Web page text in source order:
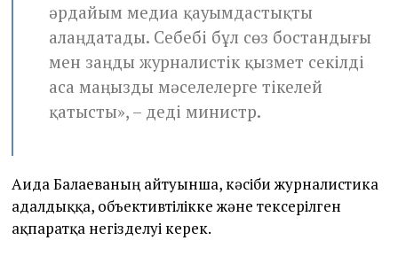
әрдайым медиа қауымдастықты
алаңдатады. Себебі бұл сөз бостандығы
мен заңды журналистік қызмет секілді
аса маңызды мәселелерге тікелей
қатысты», – деді министр.
Аида Балаеваның айтуынша, кәсіби журналистика
адалдыққа, объективтілікке және тексерілген
ақпаратқа негізделуі керек.